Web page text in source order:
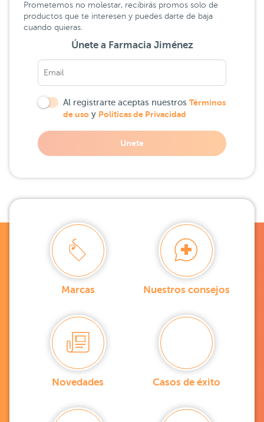
Prometemos no molestar, recibirás promos solo de
productos que te interesen y puedes darte de baja
cuando quieras.
Únete a Farmacia Jiménez
Al registrarte aceptas nuestros Términos
de uso y Políticas de Privacidad
Unete
Marcas Nuestros consejos
Novedades Casos de éxito